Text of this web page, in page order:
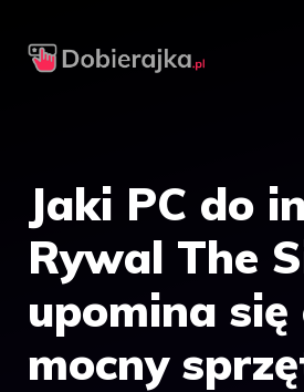
Jaki PC do
Rywal The
upomina się
mocny